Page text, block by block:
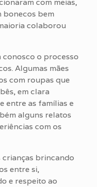
com meias,
bonecos bem
colaborou
o processo
Algumas mães
com roupas que
em clara
entre as famílias e
alguns relatos
com os
brincando
entre si,
e respeito ao